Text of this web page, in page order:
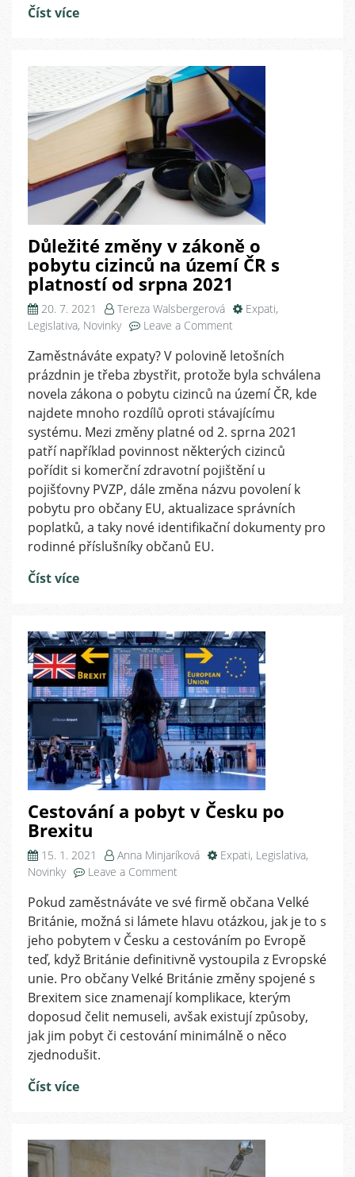
dbát
při
jejich
zaměstnávání
Číst více
Důležité změny v zákoně o
pobytu cizinců na území ČR s
platností od srpna 2021
20. 7. 2021 Tereza Walsbergerová Expati,
Legislativa, Novinky Leave a Comment
změny
v
zákoně
o
pobytu
cizinců
na
území
ČR
s
platností
Zaměstnáváte expaty? V polovině letošních
prázdnin je třeba zbystřit, protože byla schválena
novela zákona o pobytu cizinců na území ČR, kde
najdete mnoho rozdílů oproti stávajícímu
systému. Mezi změny platné od 2. sprna 2021
patří například povinnost některých cizinců
pořídit si komerční zdravotní pojištění u
pojišťovny PVZP, dále změna názvu povolení k
pobytu pro občany EU, aktualizace správních
poplatků, a taky nové identifikační dokumenty pro
rodinné příslušníky občanů EU.
Číst více
Cestování a pobyt v Česku po
Brexitu
15. 1. 2021 Anna Minjaríková Expati, Legislativa,
Novinky
Leave a Comment
a
pobyt
v
Česku
po
Brexitu
Pokud zaměstnáváte ve své firmě občana Velké
Británie, možná si lámete hlavu otázkou, jak je to s
jeho pobytem v Česku a cestováním po Evropě
teď, když Británie definitivně vystoupila z Evropské
unie. Pro občany Velké Británie změny spojené s
Brexitem sice znamenají komplikace, kterým
doposud čelit nemuseli, avšak existují způsoby,
jak jim pobyt či cestování minimálně o něco
zjednodušit.
Číst více